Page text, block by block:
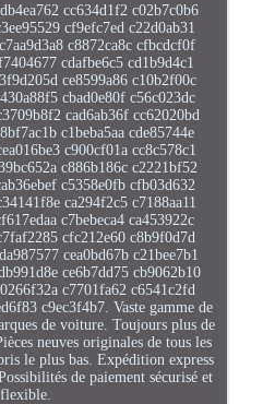
cc634d1f2 c02b7c0b6
cf9efc7ed c22d0ab31
c8872ca8c cfbcdcf0f
cdafbe6c5 cd1b9d4c1
ce8599a86 c10b2f00c
cbad0e80f c56c023dc
cad6ab36f cc62020bd
c1beba5aa cde85744e
c900cf01a cc8c578c1
c886b186c c2221bf52
c5358e0fb cfb03d632
ca294f2c5 c7188aa11
c7bebeca4 ca453922c
cfc212e60 c8b9f0d7d
cea0bd67b c21bee7b1
ce6b7dd75 cb9062b10
c7701fa62 c6541c2fd
c9ec3f4b7. Vaste gamme de
de voiture. Toujours plus de
neuves originales de tous les
le plus bas. Expédition express
de paiement sécurisé et
flexible.